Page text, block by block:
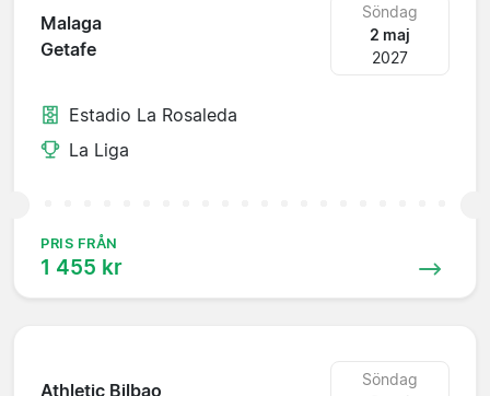
Malaga
Getafe
Söndag
2 maj
2027
Estadio La Rosaleda
La Liga
PRIS FRÅN
1 455 kr
Athletic Bilbao
Söndag